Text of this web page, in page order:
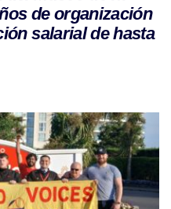
de organización
salarial de hasta